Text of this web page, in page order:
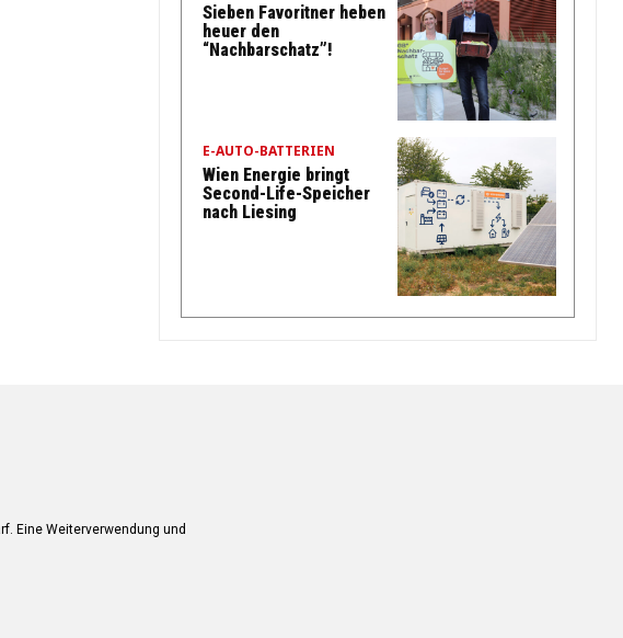
Sieben Favoritner heben
heuer den
“Nachbarschatz”!
E-AUTO-BATTERIEN
Wien Energie bringt
Second-Life-Speicher
nach Liesing
Eine Weiterverwendung und